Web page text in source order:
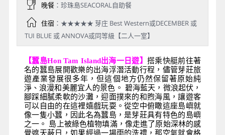
晚餐：珍珠島SEACORAL自助餐
住宿：★★★★★ 芽庄 Best Western或DECEMBER 或
TUI BLUE 或 ANNOVA或同等級【二人一室】
【蠶島Hon Tam Island出海一日遊】搭乘快艇前往著
名的蠶島展開歡樂的出海浮潛活動行程，儘管芽莊旅
遊產業發展很多年，但這個地方仍然保留著原始純
淨、浪漫和美麗宜人的景色。 碧海藍天，微浪起伏，
腳踩細膩柔軟的沙灘，迎面撲來的和煦海風，讓遊客
可以自由的在這裡嬉戲玩耍。從空中俯瞰這座島嶼就
像一隻小蠶，因此名為蠶島，是芽莊具有特色的島嶼
之一。 島上被綠色植物填滿，像走進了原始深林的感
覺遮天蔽日，如果經過一場雨的洗禮，那空氣就會格